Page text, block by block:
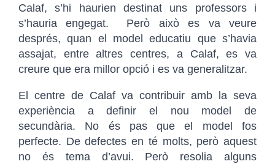
Calaf, s’hi haurien destinat uns professors i
s’hauria engegat. Però això es va veure
després, quan el model educatiu que s’havia
assajat, entre altres centres, a Calaf, es va
creure que era millor opció i es va generalitzar.
El centre de Calaf va contribuir amb la seva
experiència a definir el nou model de
secundària. No és pas que el model fos
perfecte. De defectes en té molts, però aquest
no és tema d’avui. Però resolia alguns